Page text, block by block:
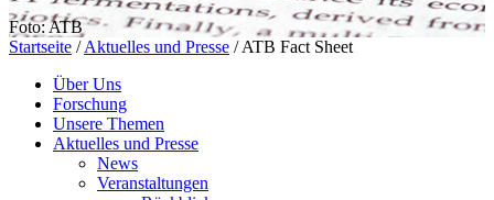
Foto: ATB
Startseite / Aktuelles und Presse /ATB Fact Sheet
Über Uns
Forschung
Unsere Themen
Aktuelles und Presse
News
Veranstaltungen